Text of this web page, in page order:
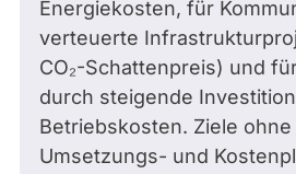
Energiekosten, für
verteuerte
CO₂-Schattenpreis) und
durch steigende
Betriebskosten. Ziele
Umsetzungs- und